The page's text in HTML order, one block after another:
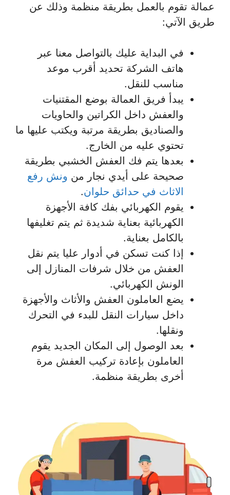
عمالة تقوم بالعمل بطريقة منظمة وذلك عن
طريق الآتي:
في البداية عليك بالتواصل معنا عبر
هاتف الشركة تحديد أقرب موعد
مناسب للنقل.
يبدأ فريق العمالة بوضع المقتنيات
والعفش داخل الكراتين والحاويات
والصناديق بطريقة مرتبة ويكتب عليها ما
تحتوي عليه من الخارج.
بعدها يتم فك العفش الخشبي بطريقة
صحيحة على أيدي نجار من ونش رفع
الاثاث في حدائق حلوان.
يقوم الكهربائي بفك كافة الأجهزة
الكهربائية بعناية شديدة ثم يتم تغليفها
بالكامل بعناية.
إذا كنت تسكن في أدوار عليا يتم نقل
العفش من خلال شرفات المنازل إلى
الونش الكهربائي.
يضع العاملون العفش والأثاث والأجهزة
داخل سيارات النقل للبدء في التحرك
ونقلها.
بعد الوصول إلى المكان الجديد يقوم
العاملون بإعادة تركيب العفش مرة
أخرى بطريقة منظمة.